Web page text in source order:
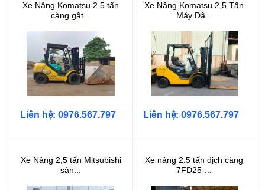
Xe Nâng Komatsu 2,5 tấn
càng gật...
Liên hệ: 0976.567.797
Xe Nâng Komatsu 2,5 Tấn
Máy Dâ...
Liên hệ: 0976.567.797
Xe Nâng 2,5 tấn Mitsubishi
sản...
Xe nâng 2.5 tấn dịch càng
7FD25-...